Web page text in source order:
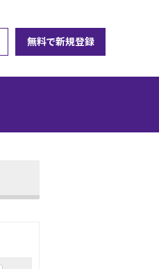
無料で新規登録